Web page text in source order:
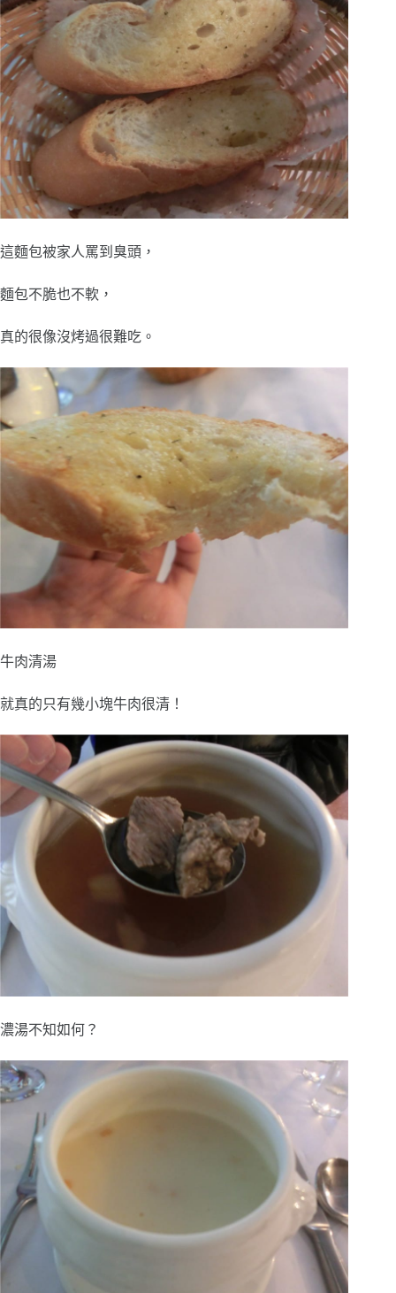
這麵包被家人罵到臭頭，
麵包不脆也不軟，
真的很像沒烤過很難吃。
牛肉清湯
就真的只有幾小塊牛肉很清！
濃湯不知如何？